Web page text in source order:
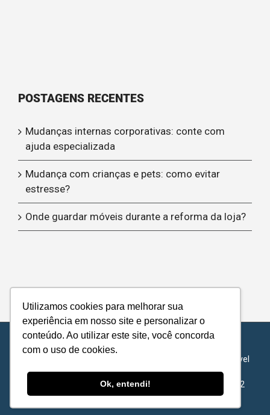
Utilizamos cookies para melhorar sua
experiência em nosso site e personalizar o
conteúdo. Ao utilizar este site, você concorda
com o uso de cookies.
Ok, entendi!
POSTAGENS RECENTES
Mudanças internas corporativas: conte com
ajuda especializada
Mudança com crianças e pets: como evitar
estresse?
Onde guardar móveis durante a reforma da loja?
© Copyright 2012 -| Metropolitan Transports - Todos os
Acordo de Nível
de Serviço
METROPOLITAN TRANSPORTS S.A - 62.422.878/0001-72